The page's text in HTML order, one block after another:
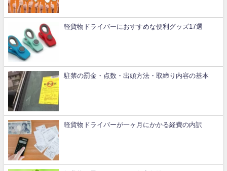
軽貨物ドライバーにおすすめな便利グッズ17選
駐禁の罰金・点数・出頭方法・取締り内容の基本
軽貨物ドライバーが一ヶ月にかかる経費の内訳